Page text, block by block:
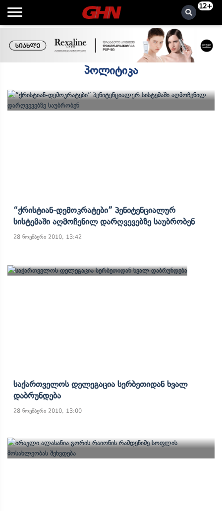
12+
პოლიტიკა
“ქრისტიან-Დემოკრატები” Პენიტენციალურ
Სისტემაში Აღმოჩენილ Დარღვევებზე Საუბრობენ
28 ნოემბერი 2010, 13:42
Საქართველოს Დელეგაცია Სერბეთიდან Ხვალ
Დაბრუნდება
28 ნოემბერი 2010, 13:00